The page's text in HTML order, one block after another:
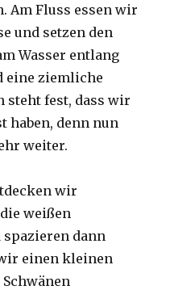
Am Fluss essen wir
und setzen den
Wasser entlang
eine ziemliche
steht fest, dass wir
haben, denn nun
weiter.
wir
weißen
dann
einen kleinen